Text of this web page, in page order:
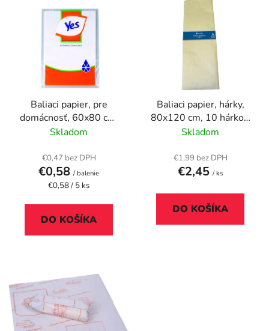
Baliaci papier, pre
domácnosť, 60x80 cm,
5 hárkov
Skladom
€0,47 bez DPH
€0,58 / balenie
Jednotková
€0,58 / 5 ks
DO KOŠÍKA
Baliaci papier, hárky,
80x120 cm, 10 hárkov,
VICTORIA FACILITY
Skladom
€1,99 bez DPH
€2,45 / ks
DO KOŠÍKA